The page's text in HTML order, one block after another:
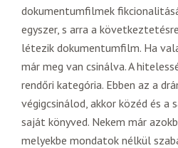
dokumentumfilmek
egyszer, s arra a
létezik dokumentumfilm. Ha
már meg van csinálva. A
rendőri kategória. Ebben az a
végigcsinálod, akkor közéd és a
saját könyved. Nekem már
melyekbe mondatok nélkül